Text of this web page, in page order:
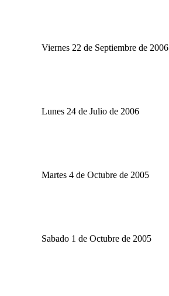
Viernes 22 de Septiembre de 2006
Lunes 24 de Julio de 2006
Martes 4 de Octubre de 2005
Sabado 1 de Octubre de 2005